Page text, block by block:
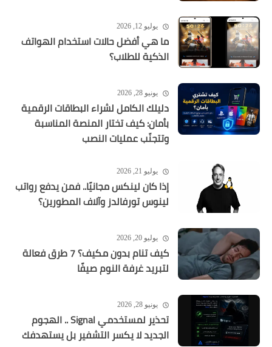
يوليو 12, 2026
ما هي أفضل حالات استخدام الهواتف
الذكية للطلاب؟
يونيو 28, 2026
دليلك الكامل لشراء البطاقات الرقمية
بأمان: كيف تختار المنصة المناسبة
وتتجنّب عمليات النصب
يوليو 21, 2026
إذا كان لينكس مجانيًا.. فمن يدفع رواتب
لينوس تورفالدز وآلاف المطورين؟
يوليو 20, 2026
كيف تنام بدون مكيف؟ 7 طرق فعالة
لتبريد غرفة النوم صيفًا
يونيو 28, 2026
تحذير لمستخدمي Signal .. الهجوم
الجديد لا يكسر التشفير بل يستهدفك